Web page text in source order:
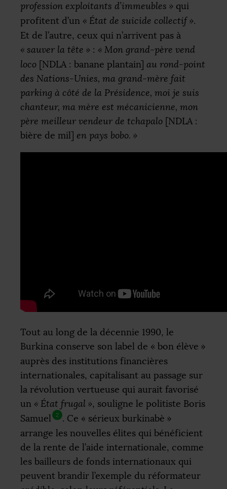
profession exploitants d’immeubles » qui
profitent d’un « État de suicide collectif ».
Et de l’autre, ceux qui n’arrivent pas à
« sauver la tête » : « Mon grand-père vend
loco [NDLA: banane plantain] au rond-point
des Nations-Unies, ma grand-mère fait
parking à côté de la Présidence, moi je suis
chanteur, ma mère est mécanicienne, mon
père meilleur vendeur de tchapalo [NDLA:
bière de mil] en pays bobo. »
Tout au long de la décennie 1990, le
Burkina conserve son label de « bon élève »
auprès des institutions financières
internationales, capitalisant au passage sur
la révolution vertueuse qui aurait favorisé
un « État frugal », souligne le politiste Boris
Samuel
2 . Ce « sérieux burkinabè »
arrange les nouvelles élites qui bénéficient
de la rente de l’aide internationale, comme
les bailleurs de fonds internationaux qui
peuvent brandir l’exemple du réformateur